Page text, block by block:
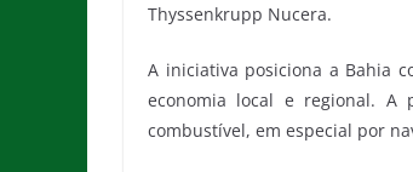
Thyssenkrupp Nucera.
A iniciativa posiciona a Bahia
economia local e regional. A
combustível, em especial por